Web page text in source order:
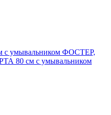
с умывальником ФОСТЕР,
80 см с умывальником